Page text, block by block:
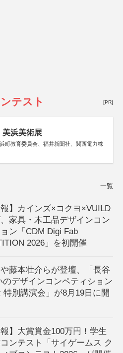
テスト [PR]
美浜美術展
町教育委員会、福井新聞社、関西電力株
一覧
報】カインズ×コクヨ×VUILD
家具・木工品デザインコン
ン「CDM Digi Fab
2026」を初開催
藤本壮介らが登壇、「長谷
のデザインコンペティション
特別講演会」が8月19日に開
報】大賞賞金100万円！学生
ンテスト「サイゲームス ク